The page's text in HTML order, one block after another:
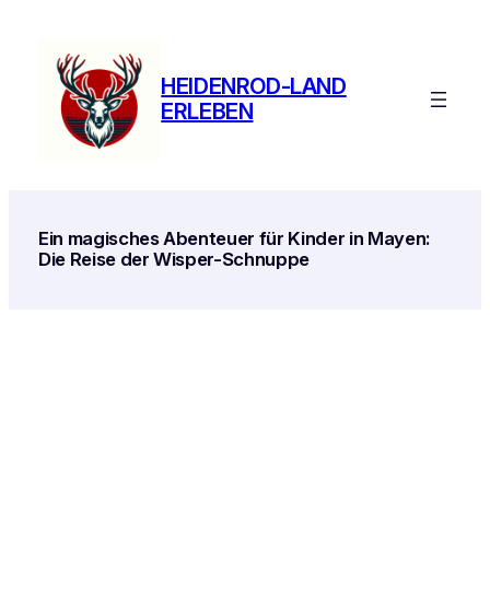
springen
HEIDENROD-LAND
ERLEBEN
Ein magisches Abenteuer für Kinder in Mayen:
Die Reise der Wisper-Schnuppe